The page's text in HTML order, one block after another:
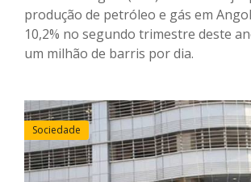
produção de petróleo e gás em
10,2% no segundo trimestre deste
um milhão de barris por dia.
Sociedade